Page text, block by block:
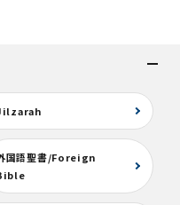
国語聖書/Foreign